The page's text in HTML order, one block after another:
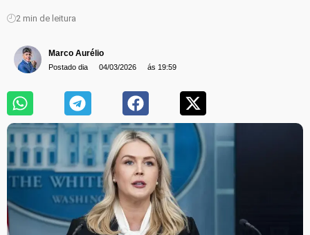
2 min de leitura
Marco Aurélio
Postado dia 04/03/2026 ás 19:59